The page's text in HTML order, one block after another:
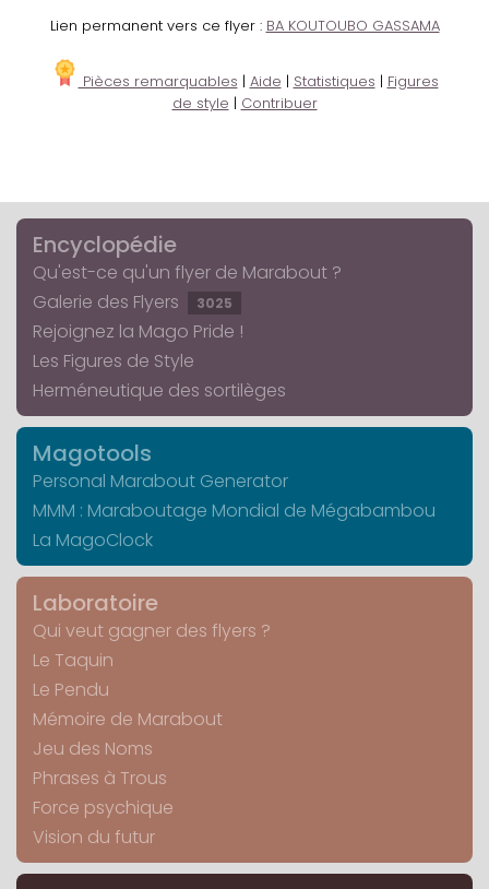
Lien permanent vers ce flyer : BA KOUTOUBO GASSAMA
Pièces remarquables | Aide | Statistiques | Figures
de style | Contribuer
Encyclopédie
Qu'est-ce qu'un flyer de Marabout ?
Galerie des Flyers
3025
Rejoignez la Mago Pride !
Les Figures de Style
Herméneutique des sortilèges
Magotools
Personal Marabout Generator
MMM : Maraboutage Mondial de Mégabambou
La MagoClock
Laboratoire
Qui veut gagner des flyers ?
Le Taquin
Le Pendu
Mémoire de Marabout
Jeu des Noms
Phrases à Trous
Force psychique
Vision du futur